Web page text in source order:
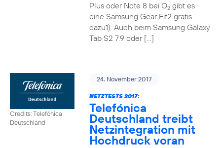
Plus oder Note 8 bei O2gibt es
eine Samsung Gear Fit2 gratis
dazu1). Auch beim Samsung Galaxy
Tab S2 7.9 oder […]
Credits: Telefónica
Deutschland
24. November 2017
NETZTESTS 2017:
Telefónica
Deutschland treibt
Netzintegration mit
Hochdruck voran